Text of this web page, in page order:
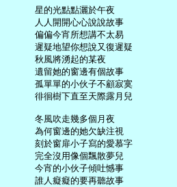
     星的光點點灑於午夜
     人人開開心心說說故事
     偏偏今宵所想講不太易
     遲疑地望你想說又復遲疑
     秋風將湧起的某夜
     遺留她的窗邊有個故事
     孤單單的小伙子不顧寂寞
     徘徊樹下直至天際露月兒
     冬風吹走幾多個月夜
     為何窗邊的她欠缺注視
     刻於窗扉小子寫的愛慕字
     完全沒用像個飄散夢兒
     今宵的小伙子傾吐憾事
     誰人癡癡的要再聽故事